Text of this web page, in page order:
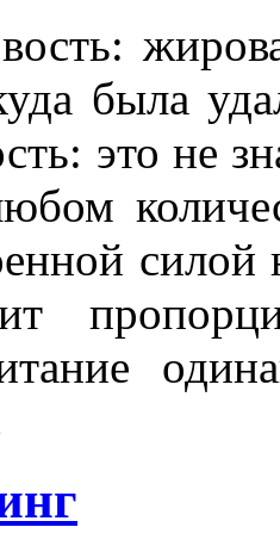
была
это не
силой